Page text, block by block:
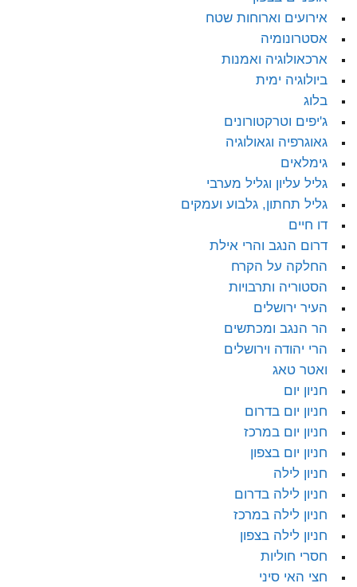
אירועים וארוחות שטח
אסטרונומיה
ארכאולוגיה ואמנות
ביולוגיה ימית
בלוג
ג'יפים וטרקטורונים
גאוגרפיה וגאולוגיה
גימלאים
גליל עליון וגליל מערבי
גליל תחתון, גלבוע ועמקים
דו חיים
דרום הנגב והרי אילת
החלקה על הקרח
הסטוריה ותרבויות
העיר ירושלים
הר הנגב ומכתשים
הרי יהודה וירושלים
ואטר טאג
חניון יום
חניון יום בדרום
חניון יום במרכז
חניון יום בצפון
חניון לילה
חניון לילה בדרום
חניון לילה במרכז
חניון לילה בצפון
חסרי חוליות
חצי האי סיני